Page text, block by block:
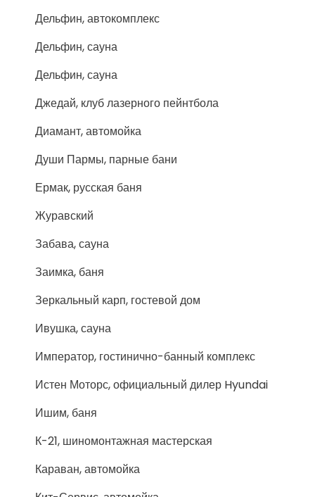
Дельфин, автокомплекс
Дельфин, сауна
Дельфин, сауна
Джедай, клуб лазерного пейнтбола
Диамант, автомойка
Души Пармы, парные бани
Ермак, русская баня
Журавский
Забава, сауна
Заимка, баня
Зеркальный карп, гостевой дом
Ивушка, сауна
Император, гостинично-банный комплекс
Истен Моторс, официальный дилер Hyundai
Ишим, баня
К-21, шиномонтажная мастерская
Караван, автомойка